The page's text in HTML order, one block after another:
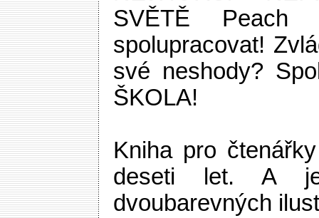
SVĚTĚ Peach
spolupracovat!
své neshody?
ŠKOLA!
Kniha pro
deseti let. A
dvoubarevných